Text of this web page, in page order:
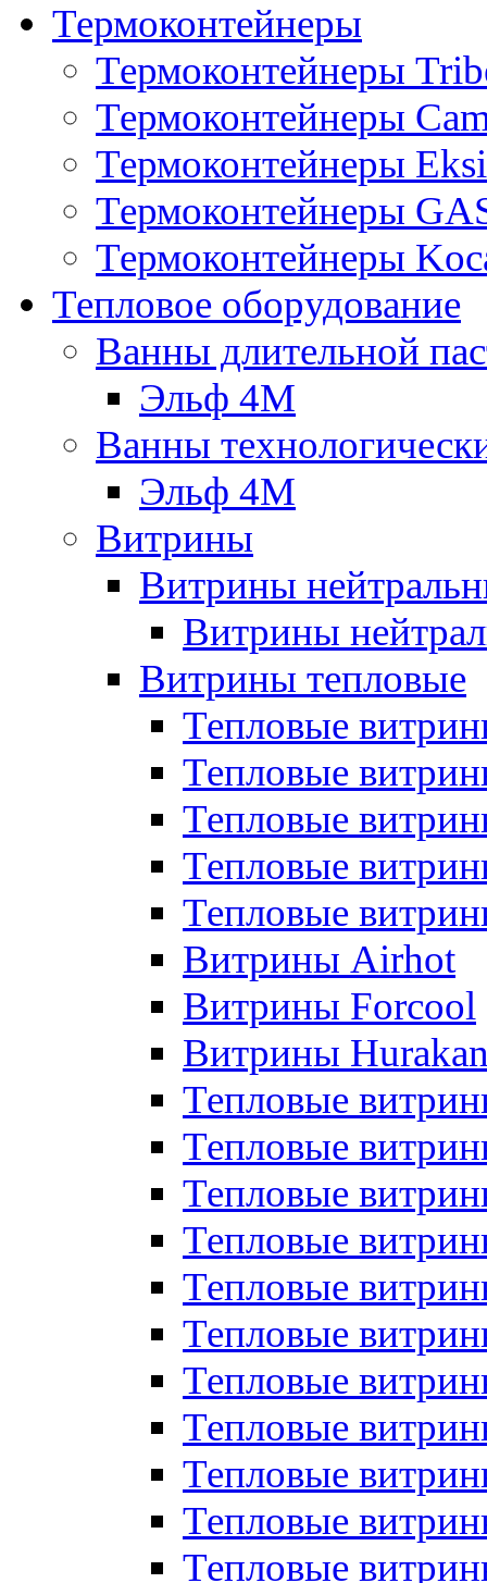
Термоконтейнеры
Термоконтейнеры
Термоконтейнеры
Термоконтейнеры Eksi
Термоконтейнеры
Термоконтейнеры
Тепловое оборудование
Ванны длительной
Эльф 4М
Ванны
Эльф 4М
Витрины
Витрины
Витрины
Витрины тепловые
Тепловые
Тепловые
Тепловые
Тепловые
Тепловые
Витрины Airhot
Витрины Forcool
Витрины
Тепловые
Тепловые
Тепловые
Тепловые
Тепловые
Тепловые
Тепловые
Тепловые
Тепловые
Тепловые
Тепловые